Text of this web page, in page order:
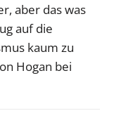
aber das was
auf die
kaum zu
Hogan bei